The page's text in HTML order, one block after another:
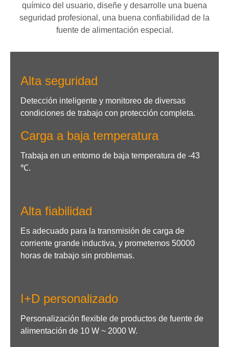
químico del usuario, diseñe y desarrolle una buena
seguridad profesional, una buena confiabilidad de la
fuente de alimentación especial.
Alta seguridad
Detección inteligente y monitoreo de diversas
condiciones de trabajo con protección completa.
Carga a baja temperatura
Trabaja en un entorno de baja temperatura de -43
℃.
Alta fiabilidad
Es adecuado para la transmisión de carga de
corriente grande inductiva, y prometemos 50000
horas de trabajo sin problemas.
I+D personalizado
Personalización flexible de productos de fuente de
alimentación de 10 W ~ 2000 W.